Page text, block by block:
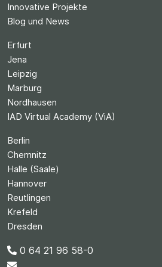
Innovative Projekte
Blog und News
Erfurt
Jena
Leipzig
Marburg
Nordhausen
IAD Virtual Academy (ViA)
Berlin
Chemnitz
Halle (Saale)
Hannover
Reutlingen
Krefeld
Dresden
0 64 21 96 58-0